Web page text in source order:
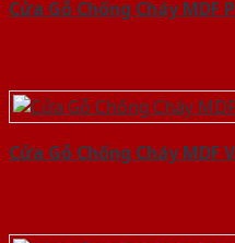
Cửa Gỗ Chống Cháy MDF
Cửa Gỗ Chống Cháy MDF